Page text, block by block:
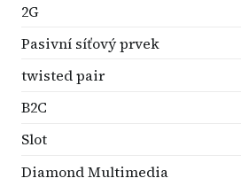
2G
Pasivní síťový prvek
twisted pair
B2C
Slot
Diamond Multimedia